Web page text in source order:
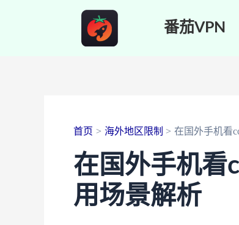
番茄VPN
首页 海外地区限制 在国外手机看
在国外手机看
用场景解析